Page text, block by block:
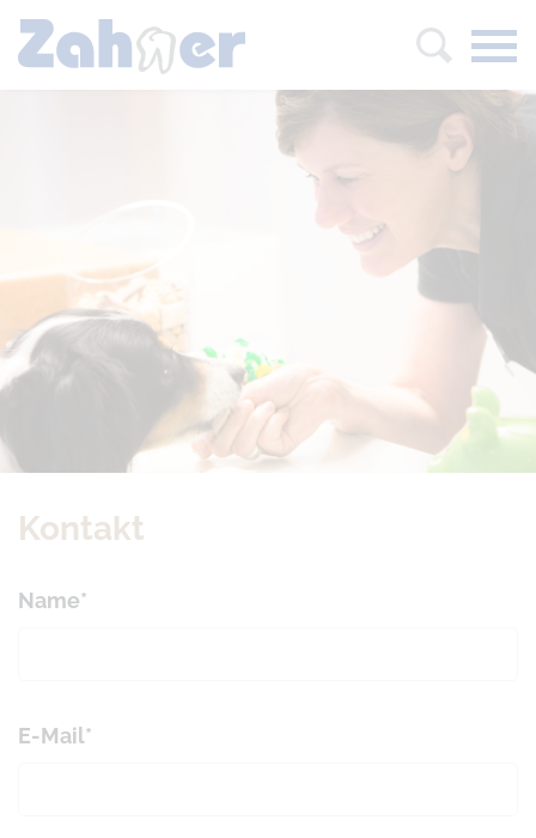
Kleintierpraxis Zahner
Kontakt
Name*
E-Mail*